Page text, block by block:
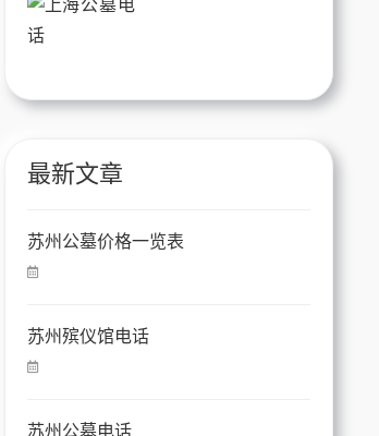
最新文章
苏州公墓价格一览表
苏州殡仪馆电话
苏州公墓电话